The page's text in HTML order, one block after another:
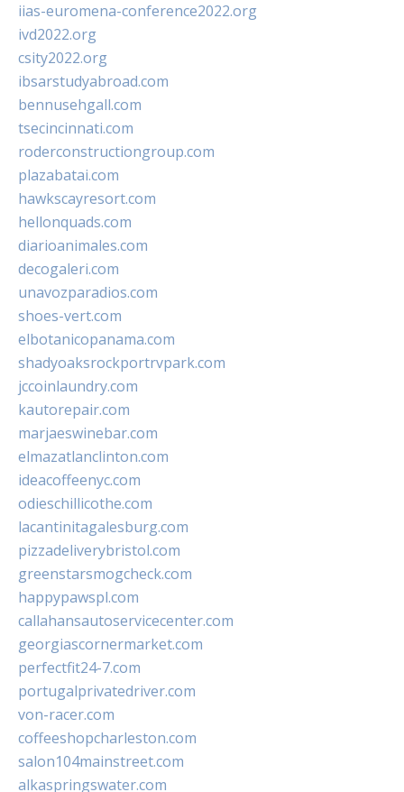
iias-euromena-conference2022.org
ivd2022.org
csity2022.org
ibsarstudyabroad.com
bennusehgall.com
tsecincinnati.com
roderconstructiongroup.com
plazabatai.com
hawkscayresort.com
hellonquads.com
diarioanimales.com
decogaleri.com
unavozparadios.com
shoes-vert.com
elbotanicopanama.com
shadyoaksrockportrvpark.com
jccoinlaundry.com
kautorepair.com
marjaeswinebar.com
elmazatlanclinton.com
ideacoffeenyc.com
odieschillicothe.com
lacantinitagalesburg.com
pizzadeliverybristol.com
greenstarsmogcheck.com
happypawspl.com
callahansautoservicecenter.com
georgiascornermarket.com
perfectfit24-7.com
portugalprivatedriver.com
von-racer.com
coffeeshopcharleston.com
salon104mainstreet.com
alkaspringswater.com